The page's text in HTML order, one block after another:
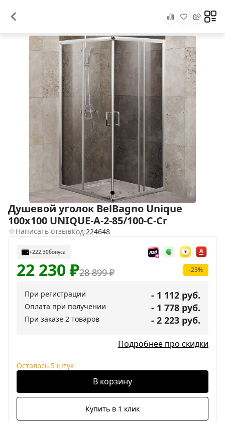
Душевой уголок BelBagno Unique
100х100 UNIQUE-A-2-85/100-C-Cr
Написать отзывКод:224648
+222,30бонуса
28 899₽
22 230₽ -23%
При регистрации - 1 112 руб.
Оплата при получении - 1 778 руб.
При заказе 2 товаров - 2 223 руб.
Подробнее про скидки
Осталось 5 штук
В корзину
Купить в 1 клик